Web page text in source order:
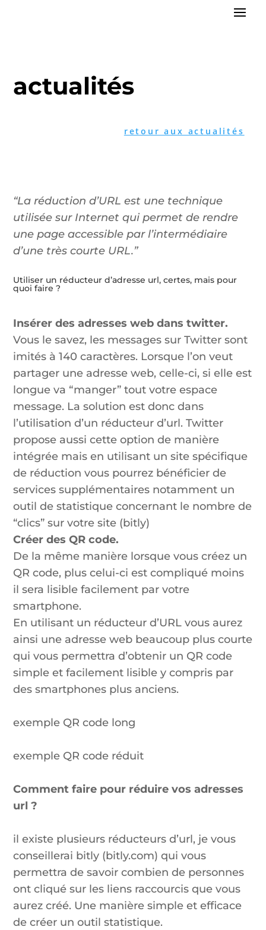
actualités
retour aux actualités
“La réduction d’URL est une technique
utilisée sur Internet qui permet de rendre
une page accessible par l’intermédiaire
d’une très courte URL.”
Utiliser un réducteur d’adresse url, certes, mais pour
quoi faire ?
Insérer des adresses web dans twitter.
Vous le savez, les messages sur Twitter sont
imités à 140 caractères. Lorsque l’on veut
partager une adresse web, celle-ci, si elle est
longue va “manger” tout votre espace
message. La solution est donc dans
l’utilisation d’un réducteur d’url. Twitter
propose aussi cette option de manière
intégrée mais en utilisant un site spécifique
de réduction vous pourrez bénéficier de
services supplémentaires notamment un
outil de statistique concernant le nombre de
“clics” sur votre site (bitly)
Créer des QR code.
De la même manière lorsque vous créez un
QR code, plus celui-ci est compliqué moins
il sera lisible facilement par votre
smartphone.
En utilisant un réducteur d’URL vous aurez
ainsi une adresse web beaucoup plus courte
qui vous permettra d’obtenir un QR code
simple et facilement lisible y compris par
des smartphones plus anciens.
exemple QR code long
exemple QR code réduit
Comment faire pour réduire vos adresses
url ?
il existe plusieurs réducteurs d’url, je vous
conseillerai bitly (bitly.com) qui vous
permettra de savoir combien de personnes
ont cliqué sur les liens raccourcis que vous
aurez créé. Une manière simple et efficace
de créer un outil statistique.